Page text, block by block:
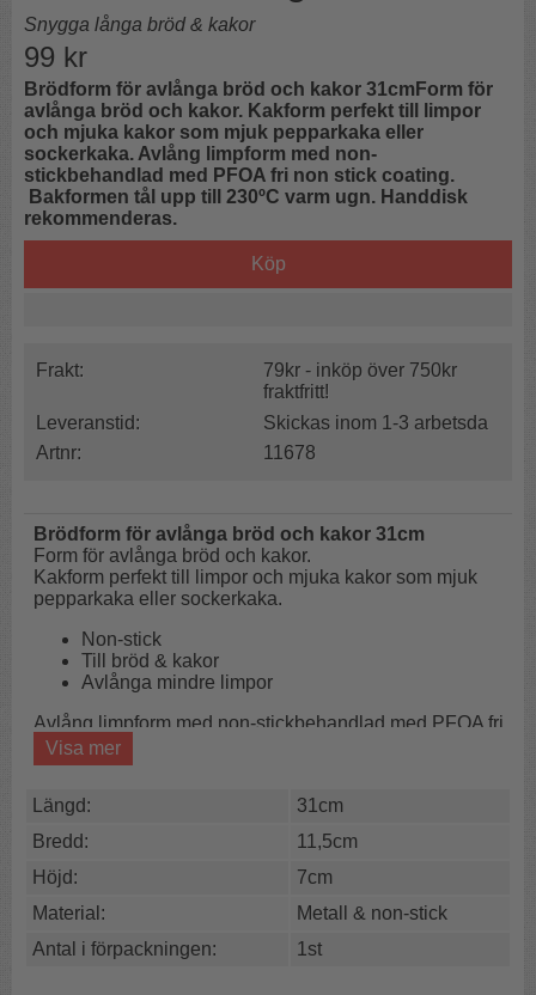
Snygga långa bröd & kakor
99 kr
Brödform för avlånga bröd och kakor 31cmForm för
avlånga bröd och kakor. Kakform perfekt till limpor
och mjuka kakor som mjuk pepparkaka eller
sockerkaka. Avlång limpform med non-
stickbehandlad med PFOA fri non stick coating.
Bakformen tål upp till 230ºC varm ugn. Handdisk
rekommenderas.
Köp
Frakt:
79kr - inköp över 750kr
fraktfritt!
Leveranstid:
Skickas inom 1-3 arbetsda
Artnr:
11678
Brödform för avlånga bröd och kakor 31cm
Form för avlånga bröd och kakor.
Kakform perfekt till limpor och mjuka kakor som mjuk
pepparkaka eller sockerkaka.
Non-stick
Till bröd & kakor
Avlånga mindre limpor
Avlång limpform med non-stickbehandlad med PFOA fri
non stick coating.
Bakformen tål upp till 230ºC varm ugn.
Storlek:
Visa mer
Längd:
31cm
Bredd:
11,5cm
Höjd:
7cm
Material:
Metall & non-stick
Antal i förpackningen:
1st